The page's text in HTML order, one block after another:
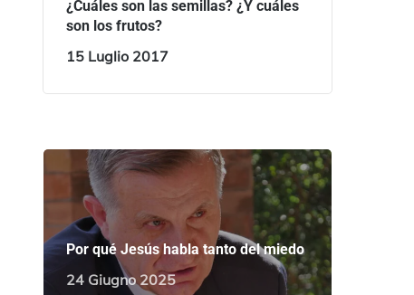
¿Cuáles son las semillas? ¿Y cuáles
son los frutos?
15 Luglio 2017
Por qué Jesús habla tanto del miedo
24 Giugno 2025